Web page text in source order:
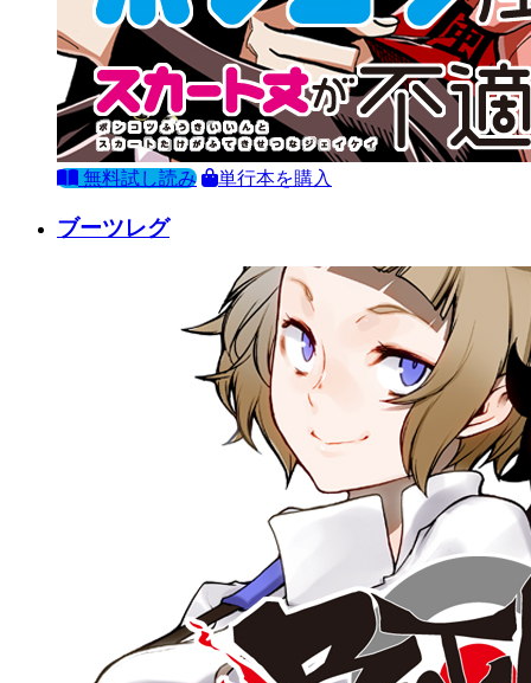
無料試し読み 単行本を購入
ブーツレグ